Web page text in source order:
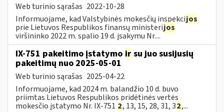
Web turinio sąrašas 2022-10-28
Informuojame, kad Valstybinės mokesčių inspekcijos
prie Lietuvos Respublikos finansų ministerijos
viršininko 2022 m. spalio 19 d. įsakymu Nr....
IX-751 pakeitimo įstatymo ir su juo susijusių
pakeitimų nuo 2025-05-01
Web turinio sąrašas 2025-04-22
Informuojame, kad 2024 m. balandžio 10 d. buvo
priimtas Lietuvos Respublikos pridėtinės vertės
mokesčio įstatymo Nr. IX-751 2, 13, 15, 28, 31, 32,...